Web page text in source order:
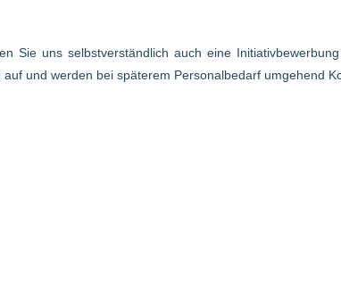
Sie uns selbstverständlich auch eine
und werden bei späterem Personalbedarf umgehend